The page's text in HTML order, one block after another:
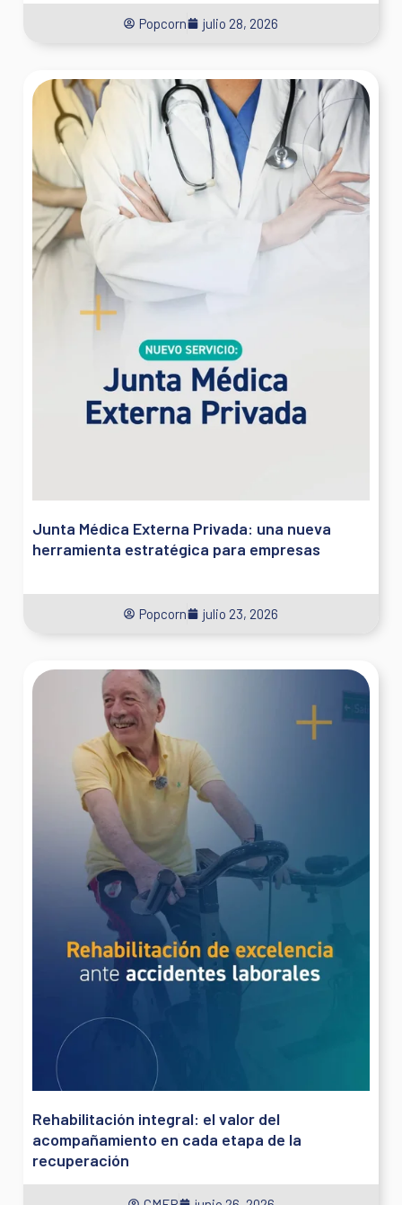
Popcorn julio 28, 2026
Junta Médica Externa Privada: una nueva
herramienta estratégica para empresas
Popcorn julio 23, 2026
Rehabilitación integral: el valor del
acompañamiento en cada etapa de la
recuperación